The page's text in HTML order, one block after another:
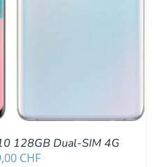
128GB Dual-SIM 4G
CHF